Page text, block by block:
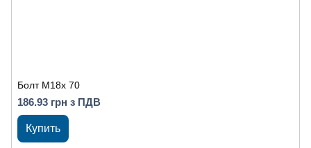
Болт М18x 70
186.93 грн з ПДВ
Купить